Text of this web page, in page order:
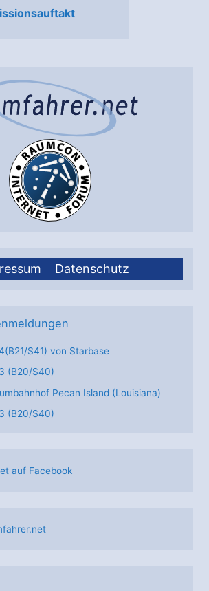
Datenschutz
S41) von Starbase
(B20/S40)
Pecan Island (Louisiana)
(B20/S40)
auf Facebook